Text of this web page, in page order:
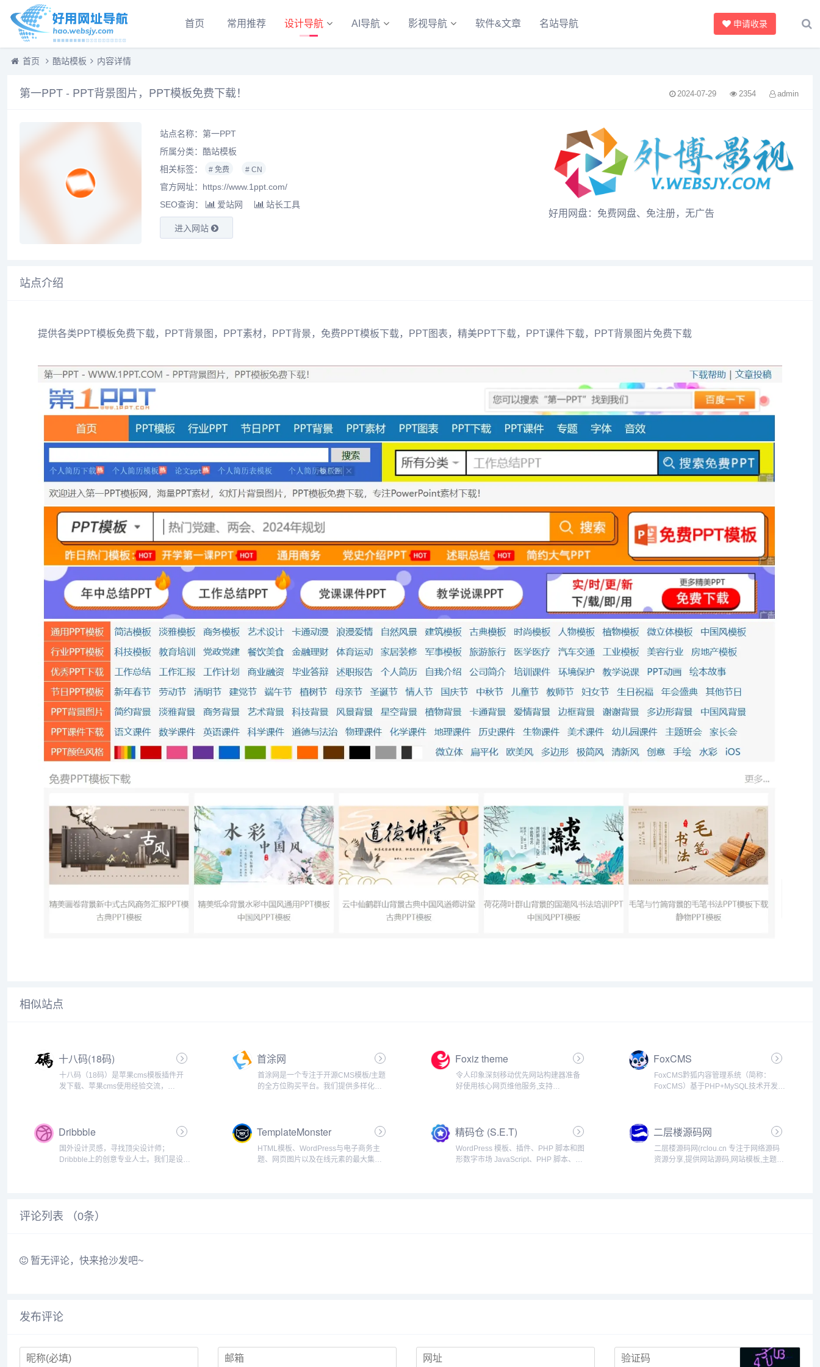
首页 常用推荐 设计导航 AI导航 影视导航 软件&文章 名站导航 申请收录
首页 酷站模板 内容详情
第一PPT - PPT背景图片，PPT模板免费下载！ 2024-07-29 2354 admin
站点名称：第一PPT
所属分类： 酷站模板
相关标签：
# 免费 # CN
官方网址：https://www.1ppt.com/
SEO查询：
爱站网 站长工具
进入网站
好用网盘：免费网盘、免注册，无广告
站点介绍
提供各类PPT模板免费下载，PPT背景图，PPT素材，PPT背景，免费PPT模板下载，PPT图表，精美PPT下载，PPT课件下载，PPT背景图片免费下载
相似站点
十八码(18码)
十八码（18码）是苹果cms模板插件开
发下载、苹果cms使用经验交流，
综合社...
首涂网
首涂网是一个专注于开源CMS模板/主题
的全方位购买平台。我们提供多样化的
Foxiz theme
令人印象深刻移动优先网站构建器准备
好使用核心网页维他服务,支持
页,One...
FoxCMS
FoxCMS黔狐内容管理系统（简称：
FoxCMS）基于PHP+MySQL技术开发，
等特点，可快速构建...
Dribbble
国外设计灵感，寻找顶尖设计师；
Dribbble上的创意专业人士。我们是设计
TemplateMonster
HTML模板、WordPress与电子商务主
题、网页图片以及在线元素的最大集结
精码仓 (S.E.T)
WordPress 模板、插件、PHP 脚本和图
形数字市场 JavaScript、PHP 脚本、
二层楼源码网
二层楼源码网(rclou.cn 专注于网络源码
资源分享,提供网站源码,网站模板,主题模
评论列表 （0条）
暂无评论，快来抢沙发吧~
发布评论